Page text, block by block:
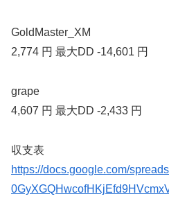
GoldMaster_XM
2,774 円 最大DD -14,601 円
grape
4,607 円 最大DD -2,433 円
収支表
https://docs.google.com/